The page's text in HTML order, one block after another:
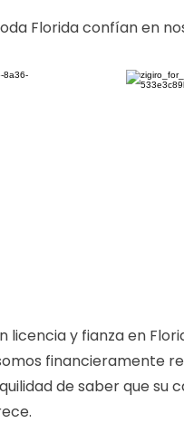
Florida confían en
licencia y fianza en
financieramente
de saber que su